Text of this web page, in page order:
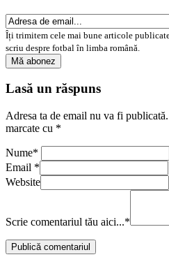
Îți trimitem cele mai bune articole
scriu despre fotbal în limba română.
Lasă un răspuns
Adresa ta de email nu va fi publicată.
marcate cu *
Nume*
Email *
Website
Scrie comentariul tău aici...*